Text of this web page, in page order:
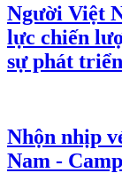
Người Việt
lực chiến
sự phát
Nhộn nhịp
Nam -